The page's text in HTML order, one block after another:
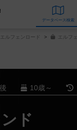
データ
エルフェンロード エルフ
10歳～
ド